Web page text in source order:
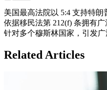
美国最高法院以 5:4 支持特朗
依据移民法第 212(f) 条拥有
针对多个穆斯林国家，引发广
Related Articles